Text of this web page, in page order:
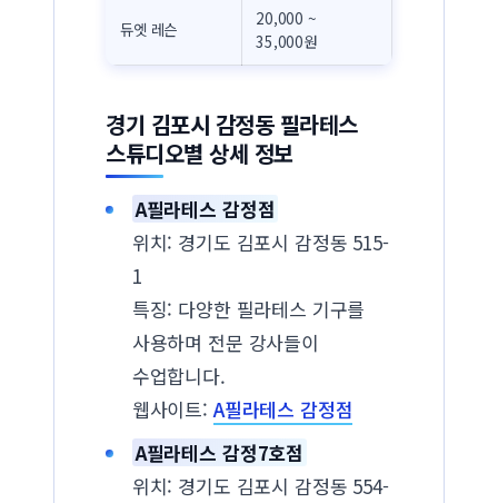
듀엣 레슨
20,000 ~
35,000원
경기 김포시 감정동 필라테스
스튜디오별 상세 정보
A필라테스 감정점
위치: 경기도 김포시 감정동 515-
1
특징: 다양한 필라테스 기구를
사용하며 전문 강사들이
수업합니다.
웹사이트:A필라테스 감정점
A필라테스 감정7호점
위치: 경기도 김포시 감정동 554-